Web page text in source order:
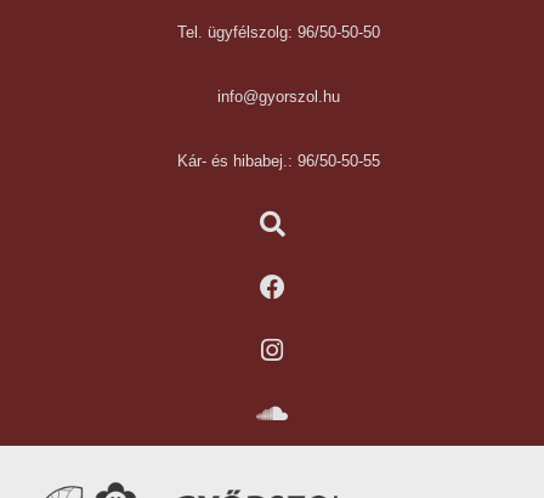
Tel. ügyfélszolg: 96/50-50-50
info@gyorszol.hu
Kár- és hibabej.: 96/50-50-55